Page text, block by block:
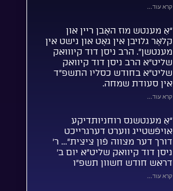
קרא עוד...
“אַ מענטש מוז האָבן ריין און
קלאָר גלויבן אין גאָט און נישט אין
מענטשן”. הרב ניסן דוד קיווואק
שליט”א הרב ניסן דוד קיוואק
שליט”א בחודש כסליו התשפ”ד
אין סעודת שמחה.
קרא עוד...
“אַ מענטשנס רוחניותדיקע
אויפֿשטייג ווערט דערגרייכט
דורך דער מצווה פֿון ציצית”… ר’
ניסן דוד קיוואק שליט”א יום ב’
דראש חודש חשוון תשפ”ו
קרא עוד...